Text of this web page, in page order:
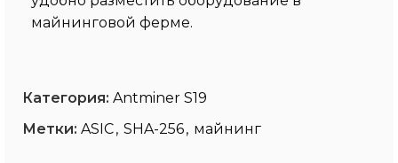
майнинговой ферме.
Категория: Antminer S19
Метки: ASIC, SHA-256, майнинг